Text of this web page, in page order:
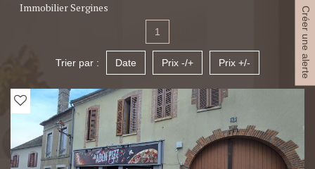
Immobilier Sergines Créer une alerte
1
Trier par : Date Prix -/+ Prix +/-